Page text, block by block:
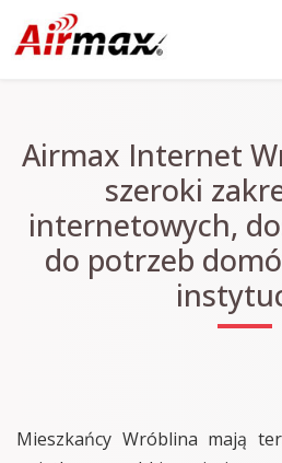
Airmax Internet
szeroki
internetowych,
do potrzeb
Mieszkańcy Wróblina mają